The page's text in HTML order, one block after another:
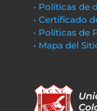
• Políticas de
• Certificado
• Políticas de
• Mapa del